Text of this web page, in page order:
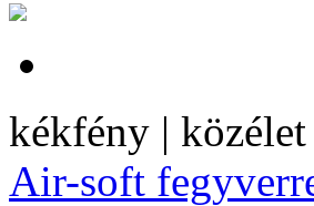
kékfény | közélet
Air-soft